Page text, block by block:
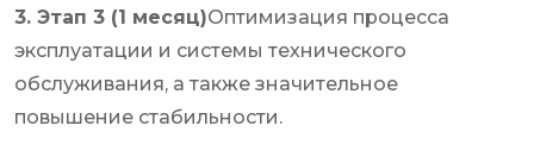
3. Этап 3 (1 месяц)Оптимизация процесса
эксплуатации и системы технического
обслуживания, а также значительное
повышение стабильности.